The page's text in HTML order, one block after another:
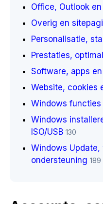
Office, Outlook
Overig en
Personalisatie,
Prestaties,
Software, apps
Website, cookies
Windows
Windows
ISO/USB 130
Windows Update,
ondersteuning 189